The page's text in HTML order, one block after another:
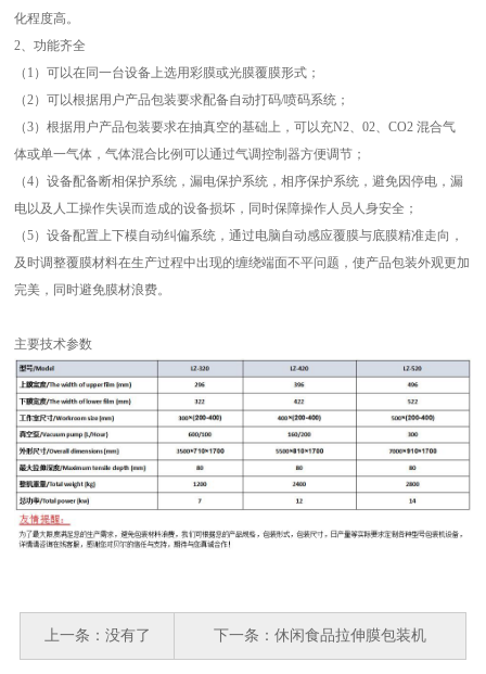
化程度高。
2、功能齐全
（1）可以在同一台设备上选用彩膜或光膜覆膜形式；
（2）可以根据用户产品包装要求配备自动打码/喷码系统；
（3）根据用户产品包装要求在抽真空的基础上，可以充N2、02、CO2 混合气
体或单一气体，气体混合比例可以通过气调控制器方便调节；
（4）设备配备断相保护系统，漏电保护系统，相序保护系统，避免因停电，漏
电以及人工操作失误而造成的设备损坏，同时保障操作人员人身安全；
（5）设备配置上下模自动纠偏系统，通过电脑自动感应覆膜与底膜精准走向，
及时调整覆膜材料在生产过程中出现的缠绕端面不平问题，使产品包装外观更加
完美，同时避免膜材浪费。
主要技术参数
上一条： 没有了 下一条： 休闲食品拉伸膜包装机